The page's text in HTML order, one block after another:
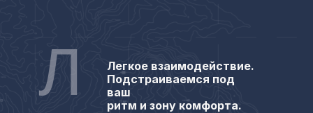
Л
Легкое взаимодействие.
Подстраиваемся под
ваш
ритм и зону комфорта.